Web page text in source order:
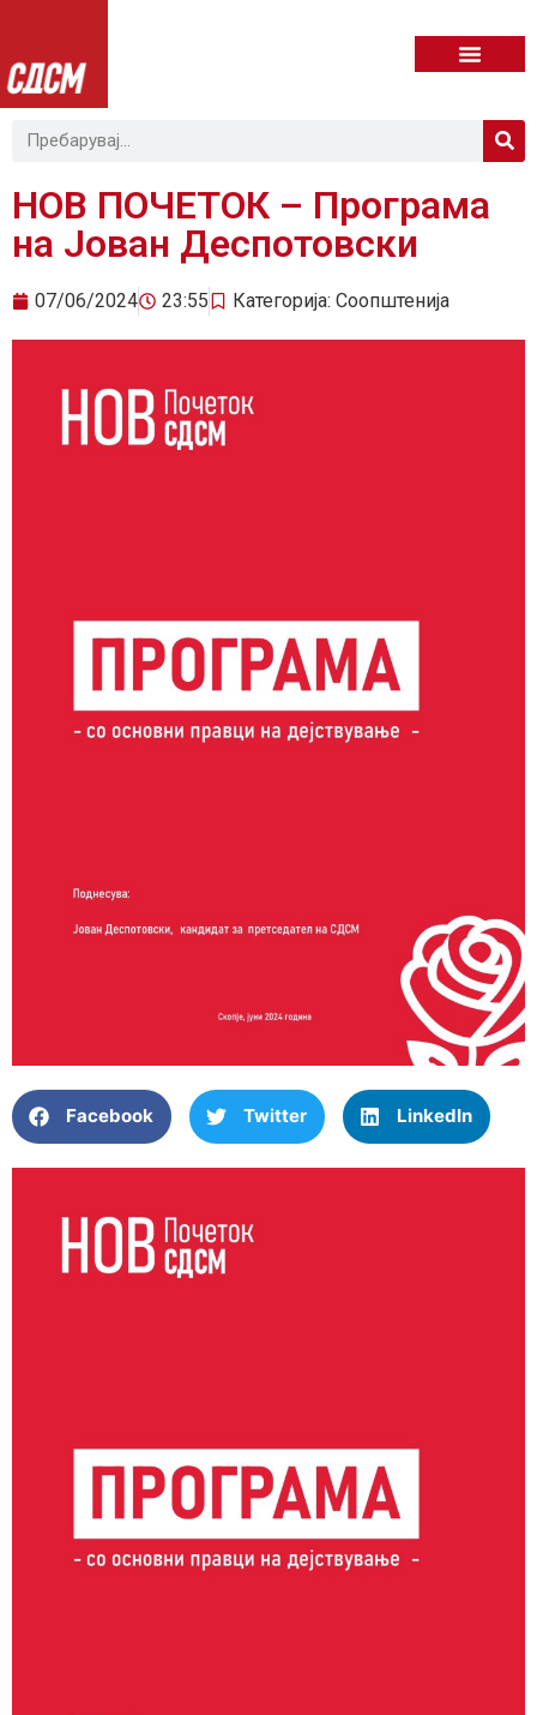
НОВ ПОЧЕТОК – Програма
на Јован Деспотовски
07/06/2024 23:55 Категорија: Соопштенија
Facebook Twitter LinkedIn